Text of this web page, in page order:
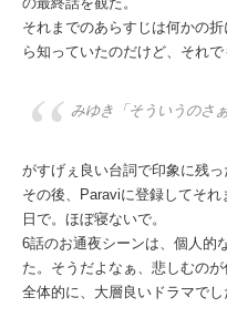
それまでのあらすじは何かの
ら知っていたのだけど、それ
みゆき「そういうのさ
がすげぇ良い台詞で印象に残っ
その後、Paraviに登録してそ
日で。ほぼ寝ないで。
6話のお通夜シーンは、個人的
た。そうだよなぁ、悲しむのが
全体的に、大層良いドラマでし